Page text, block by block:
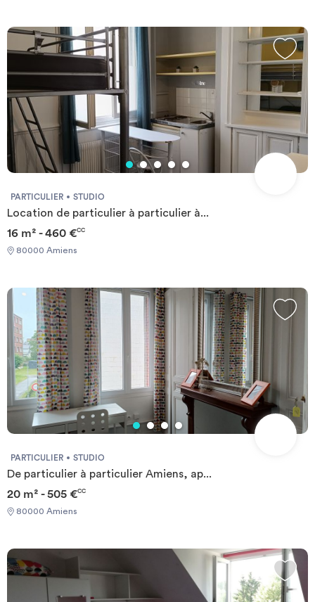
PARTICULIER STUDIO
Location de particulier à particulier à...
16 m² - 460 €CC
80000 Amiens
PARTICULIER STUDIO
De particulier à particulier Amiens, ap...
20 m² - 505 €CC
80000 Amiens